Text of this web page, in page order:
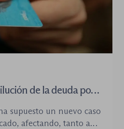
de la deuda por
supuesto un nuevo caso
afectando, tanto a